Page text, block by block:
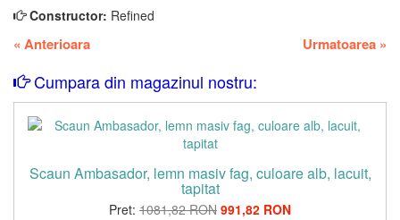
Constructor: Refined
« Anterioara Urmatoarea »
Cumpara din magazinul nostru:
Scaun Ambasador, lemn masiv fag, culoare alb, lacuit,
tapitat
Pret: 1081,82 RON 991,82 RON